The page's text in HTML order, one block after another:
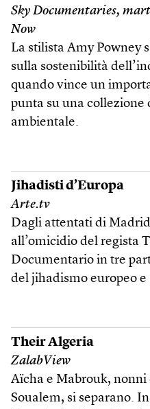
Sky Documentaries,
Now
La stilista Amy Powney
sulla sostenibilità
quando vince un
punta su una
ambientale.
Jihadisti d’Europa
Arte.tv
Dagli attentati di
all’omicidio del regista
Documentario in tre
del jihadismo europeo
Their Algeria
ZalabView
Aïcha e Mabrouk, nonni
Soualem, si separano.